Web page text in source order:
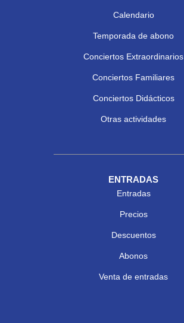
Calendario
Temporada de abono
Conciertos Extraordinarios
Conciertos Familiares
Conciertos Didácticos
Otras actividades
ENTRADAS
Entradas
Precios
Descuentos
Abonos
Venta de entradas